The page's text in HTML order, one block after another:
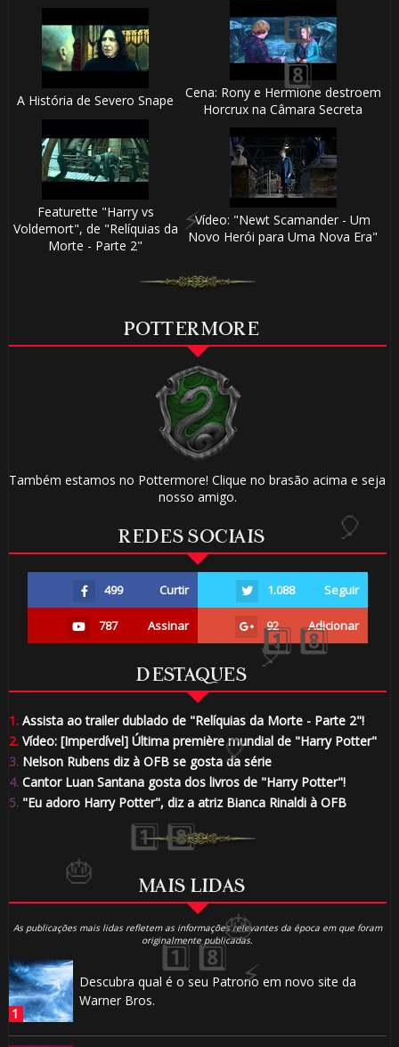
A História de Severo Snape
Cena: Rony e Hermione destroem
Horcrux na Câmara Secreta
Featurette "Harry vs
Voldemort", de "Relíquias da
Morte - Parte 2"
Vídeo: "Newt Scamander - Um
Novo Herói para Uma Nova Era"
POTTERMORE
Também estamos no Pottermore! Clique no brasão acima e seja
nosso amigo.
REDES SOCIAIS
499 Curtir 1.088 Seguir
787 Assinar 92 Adicionar
DESTAQUES
1.Assista ao trailer dublado de "Relíquias da Morte - Parte 2"!
2.Vídeo: [Imperdível] Última première mundial de "Harry Potter"
3.Nelson Rubens diz à OFB se gosta da série
4.Cantor Luan Santana gosta dos livros de "Harry Potter"!
5."Eu adoro Harry Potter", diz a atriz Bianca Rinaldi à OFB
MAIS LIDAS
As publicações mais lidas refletem as informações relevantes da época em que foram
originalmente publicadas.
Descubra qual é o seu Patrono em novo site da
Warner Bros.
1️⃣ 8️⃣
🎂